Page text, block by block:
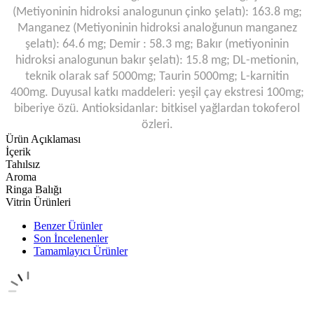
(Metiyoninin hidroksi analogunun çinko şelatı): 163.8 mg;
Manganez (Metiyoninin hidroksi analoğunun manganez
şelatı): 64.6 mg; Demir : 58.3 mg; Bakır (metiyoninin
hidroksi analogunun bakır şelatı): 15.8 mg; DL-metionin,
teknik olarak saf 5000mg; Taurin 5000mg; L-karnitin
400mg. Duyusal katkı maddeleri: yeşil çay ekstresi 100mg;
biberiye özü. Antioksidanlar: bitkisel yağlardan tokoferol
özleri.
Ürün Açıklaması
İçerik
Tahılsız
Aroma
Ringa Balığı
Vitrin Ürünleri
Benzer Ürünler
Son İncelenenler
Tamamlayıcı Ürünler